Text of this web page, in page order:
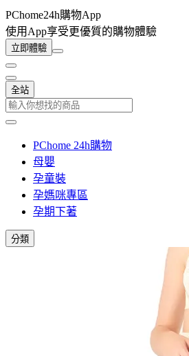
PChome24h購物App
使用App享受更優質的購物體驗
立即體驗
全站
PChome 24h購物
母嬰
孕童裝
孕媽咪專區
孕期下著
分類